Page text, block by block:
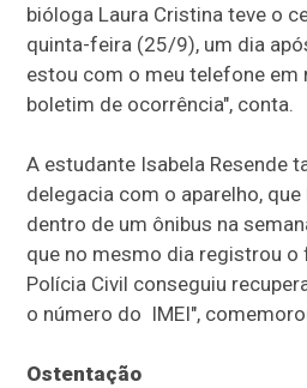
bióloga Laura Cristina teve o
quinta-feira (25/9), um dia
estou com o meu telefone em
boletim de ocorrência", conta.
A estudante Isabela Resende
delegacia com o aparelho,
dentro de um ônibus na
que no mesmo dia registrou o
Polícia Civil conseguiu
o número do IMEI",
Ostentação